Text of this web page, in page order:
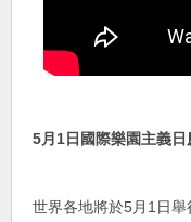
5月1日國際樂園主義日
世界各地將於5月1日舉